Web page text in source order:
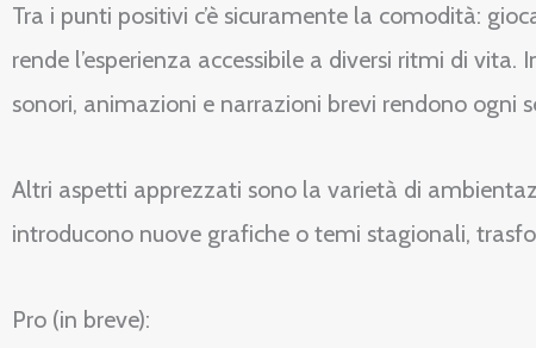
Tra i punti positivi c’è sicuramente la comodità:
rende l’esperienza accessibile a diversi ritmi di
sonori, animazioni e narrazioni brevi rendono ogni
Altri aspetti apprezzati sono la varietà di
introducono nuove grafiche o temi stagionali,
Pro (in breve):